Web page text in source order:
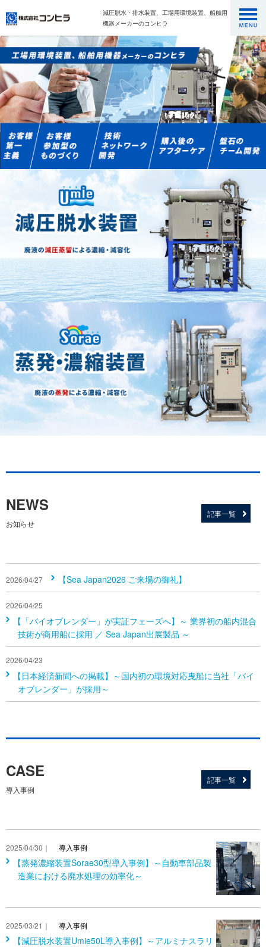
減圧脱水・排水装置、工場用環境装置、船舶用
機器メーカーのコンヒラ
NEWS
お知らせ
記事一覧
2026/04/27 【Sea Japan2026 ご来場の御礼】
2026/04/25
【「バイオブレンダー」が実証フェーズへ】～ 業界初の船内混合
技術が商用船に採用 ／ Sea Japan出展製品 ～
2026/04/23
【日本経済新聞への掲載】～国内初の環境対応曳船に当社「バイ
オブレンダー」が採用～
CASE
導入事例
記事一覧
2025/04/30｜ 導入事例
【蒸発濃縮装置Sorae30型導入事例】～自動車部品製
造業における廃水処理の効率化～
2025/03/21｜ 導入事例
【減圧脱水装置Umie50L導入事例】～アルミナスラリ